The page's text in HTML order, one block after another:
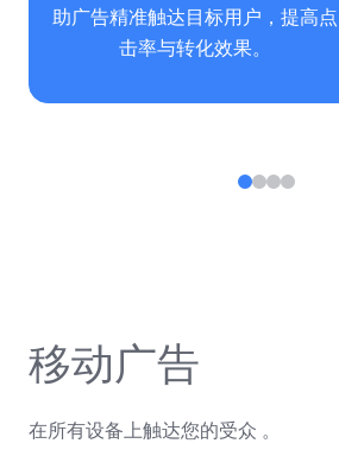
助广告精准触达目标用户，提高点
击率与转化效果。
移动广告
在所有设备上触达您的受众 。